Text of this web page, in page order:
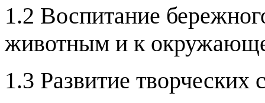
1.2 Воспитание
животным и к
1.3 Развитие творческих